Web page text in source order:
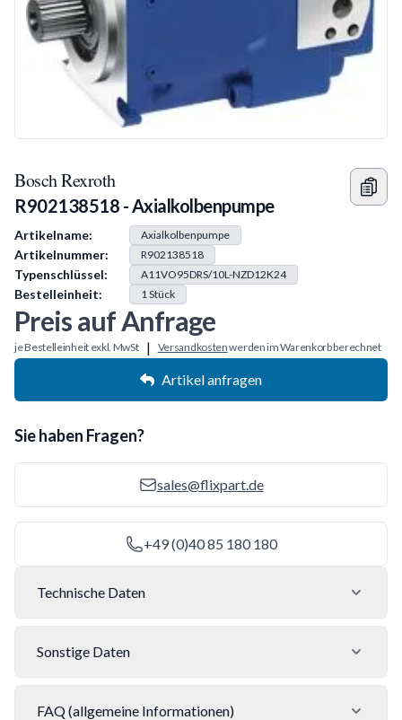
Bosch Rexroth
R902138518 - Axialkolbenpumpe
Produkt Information
Artikelname: Axialkolbenpumpe
Artikelnummer: R902138518
Typenschlüssel: A11VO95DRS/10L-NZD12K24
Bestelleinheit: 1 Stück
Preis auf Anfrage
je Bestelleinheit exkl. MwSt | Versandkostenwerden im Warenkorb berechnet
Artikel anfragen
Sie haben Fragen?
sales@flixpart.de
+49 (0)40 85 180 180
Technische Daten
Sonstige Daten
FAQ (allgemeine Informationen)